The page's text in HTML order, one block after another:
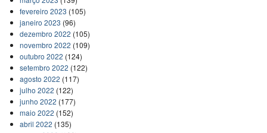
fevereiro 2023 (105)
janeiro 2023 (96)
dezembro 2022 (105)
novembro 2022 (109)
outubro 2022 (124)
setembro 2022 (122)
agosto 2022 (117)
julho 2022 (122)
junho 2022 (177)
maio 2022 (152)
abril 2022 (135)